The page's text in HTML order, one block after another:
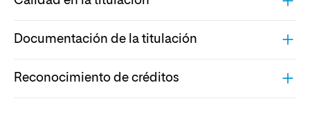
Documentación de la titulación
Reconocimiento de créditos